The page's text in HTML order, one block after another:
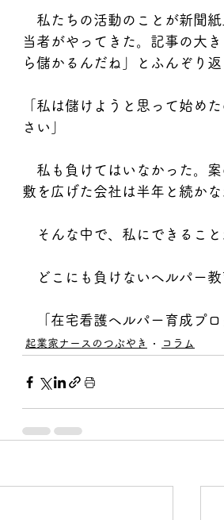
私たちの活動のことが新聞紙
当者がやってきた。記事の大
ら儲かるんだね」とふんぞり返
「私は儲けようと思って始め
さい」
私も負けてはいなかった。案
敷を広げた会社は半年と続かな
そんな中で、私にできること
どこにも負けないヘルパー教
「在宅看護ヘルパー育成プロ
起業家ナースのつぶやき コラム